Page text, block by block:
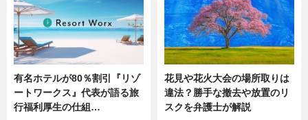
有名ホテルが80％割引『リゾ
ートワークス』代表が語る旅
行福利厚生の仕組…
花見や花火大会の場所取りは
違法？勝手な撤去や放置のリ
スクを弁護士が解説